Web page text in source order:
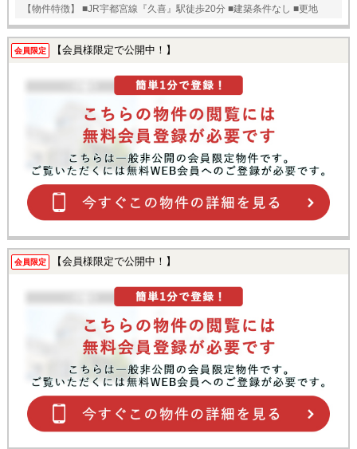
【物件特徴】 ■JR宇都宮線『久喜』駅徒歩20分 ■建築条件なし ■更地
会員限定 【会員様限定で公開中！】
会員限定 【会員様限定で公開中！】